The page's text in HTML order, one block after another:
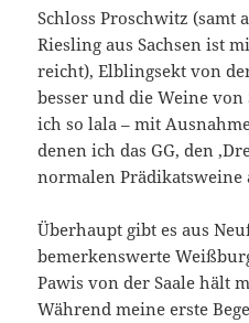
Schloss Proschwitz (samt
Riesling aus Sachsen ist
reicht), Elblingsekt von
besser und die Weine
ich so lala – mit
denen ich das GG, den
normalen Prädikatsweine
Überhaupt gibt es aus
bemerkenswerte
Pawis von der Saale hält
Während meine erste